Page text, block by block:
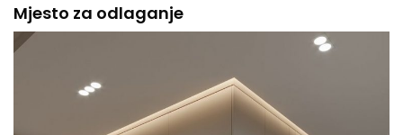
Mjesto za odlaganje